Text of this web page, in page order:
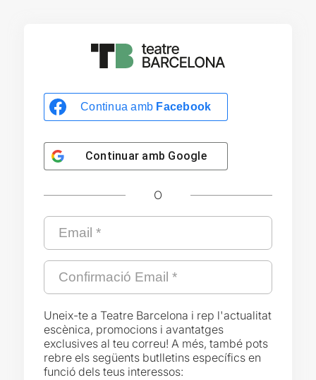
Continua amb Facebook
Continuar amb Google
O
Uneix-te a Teatre Barcelona i rep l'actualitat
escènica, promocions i avantatges
exclusives al teu correu! A més, també pots
rebre els següents butlletins específics en
funció dels teus interessos: